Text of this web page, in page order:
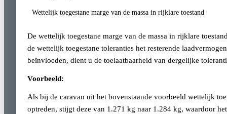
Wettelijk toegestane marge van de massa in rijklare toestand
De wettelijk toegestane marge van de massa in rijklare
de wettelijk toegestane toleranties het resterende
beïnvloeden, dient u de toelaatbaarheid van dergelijke
Voorbeeld:
Als bij de caravan uit het bovenstaande voorbeeld wettelijk
optreden, stijgt deze van 1.271 kg naar 1.284 kg, waardoor